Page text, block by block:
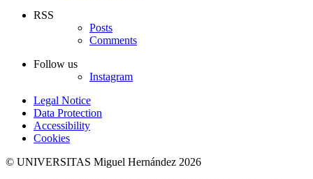
RSS
Posts
Comments
Follow us
Instagram
Legal Notice
Data Protection
Accessibility
Cookies
© UNIVERSITAS Miguel Hernández 2026